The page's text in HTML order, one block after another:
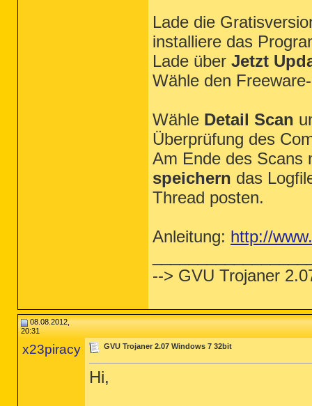
Lade die
installiere das
Lade über Jetzt
Wähle den
Wähle Detail Scan
Überprüfung des
Am Ende des Scans
speichern das
Thread posten.
Anleitung: http://
--> GVU Trojaner
08.08.2012,
20:31
x23piracy GVU Trojaner 2.07 Windows 7 32bit
Hi,